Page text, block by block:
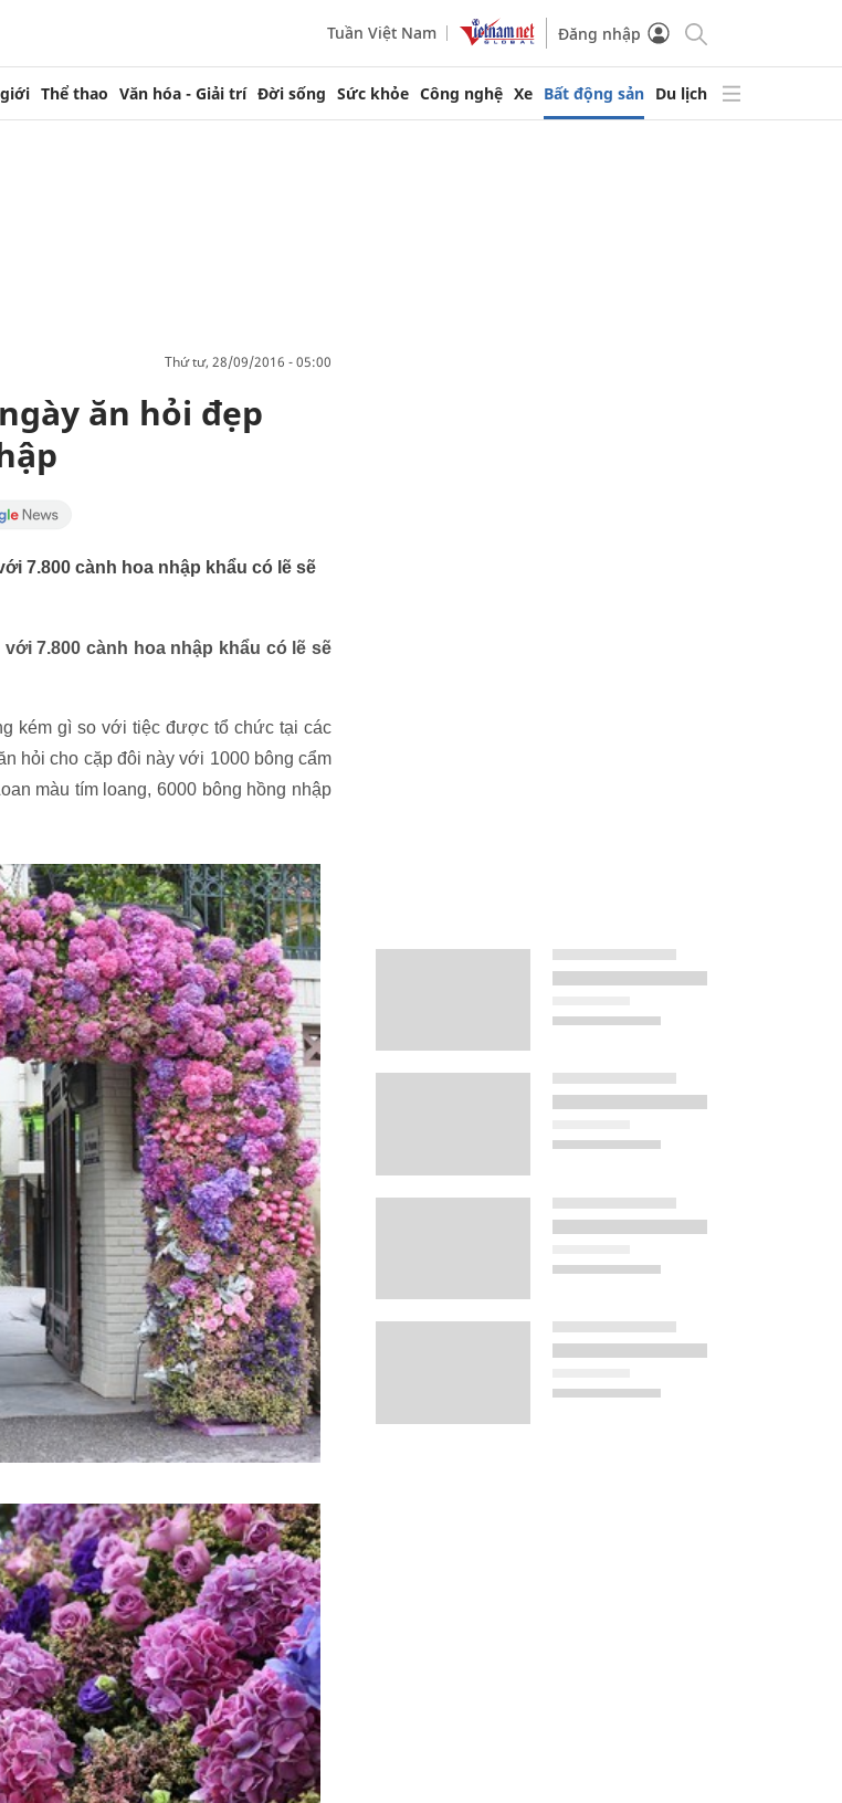
Tuần Việt Nam Đăng nhập
Thể thao Văn hóa - Giải trí Đời sống Sức khỏe Công nghệ Xe Bất động sản Du lịch
thứ tư, 28/09/2016 - 05:00
ăn hỏi đẹp
7.800 cành hoa nhập khẩu có lẽ sẽ
7.800 cành hoa nhập khẩu có lẽ sẽ
kém gì so với tiệc được tổ chức tại các
hỏi cho cặp đôi này với 1000 bông cẩm
màu tím loang, 6000 bông hồng nhập